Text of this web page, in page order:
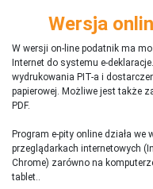
Wersja
W wersji on-line podatnik ma
Internet do systemu e-
wydrukowania PIT-a i
papierowej. Możliwe jest także
PDF.
Program e-pity online działa
przeglądarkach internetowych
Chrome) zarówno na
tablet..